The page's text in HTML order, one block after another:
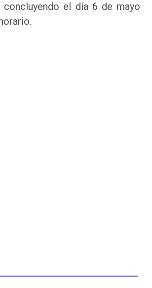
el día 6 de mayo